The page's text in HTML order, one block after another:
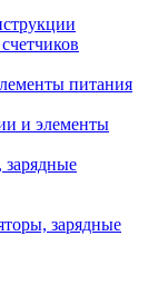
питания
и элементы
зарядные
зарядные